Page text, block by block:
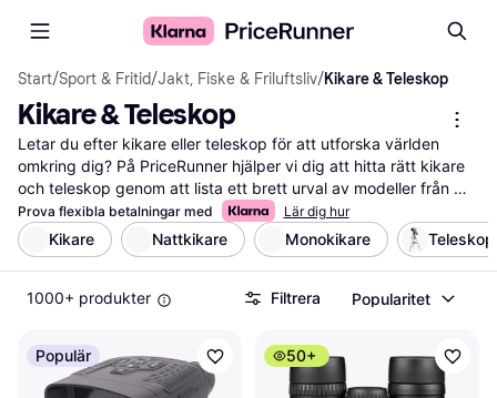
Start/Sport & Fritid/Jakt, Fiske & Friluftsliv/Kikare & Teleskop
Kikare & Teleskop
Letar du efter kikare eller teleskop för att utforska världen
omkring dig? På PriceRunner hjälper vi dig att hitta rätt kikare
och teleskop genom att lista ett brett urval av modeller från
olika märken och återförsäljare. Med våra användbara filter kan
du enkelt sortera efter egenskaper som förstoring, linsdiameter,
vikt och pris. Detta gör det lättare för dig att välja det som bäst
passar dina behov och budget. Du kan också läsa
användarrecensioner för att få insikter om vad andra tycker om
informationen för att göra ett välgrundat val. Börja här för att
hitta den kikare eller det teleskop som tar dina äventyr till nästa
nivå! Mer om kikare & teleskop »
Prova flexibla betalningar med Lär dig hur
Kikare Nattkikare Monokikare Teleskop
1000+ produkter Filtrera Popularitet
Populär 50+